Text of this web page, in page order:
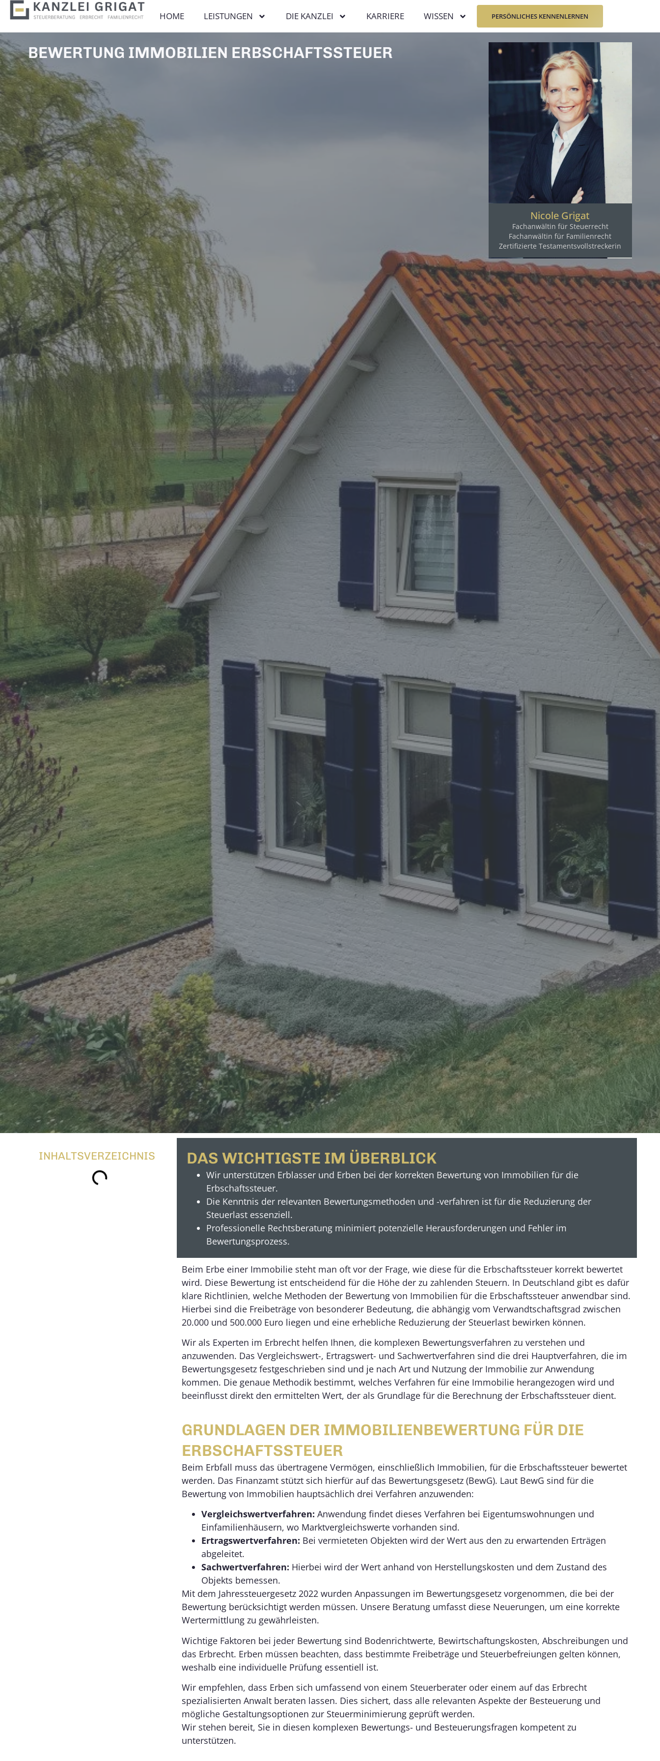
HOME LEISTUNGEN DIE KANZLEI KARRIERE WISSEN PERSÖNLICHES KENNENLERNEN
BEWERTUNG IMMOBILIEN ERBSCHAFTSSTEUER
Nicole Grigat
Fachanwältin für Steuerrecht
Fachanwältin für Familienrecht
Zertifizierte Testamentsvollstreckerin
INHALTSVERZEICHNIS DAS WICHTIGSTE IM ÜBERBLICK
Wir unterstützen Erblasser und Erben bei der korrekten Bewertung von Immobilien für die
Erbschaftssteuer.
Die Kenntnis der relevanten Bewertungsmethoden und -verfahren ist für die Reduzierung der
Steuerlast essenziell.
Professionelle Rechtsberatung minimiert potenzielle Herausforderungen und Fehler im
Bewertungsprozess.
Beim Erbe einer Immobilie steht man oft vor der Frage, wie diese für die Erbschaftssteuer korrekt bewertet
wird. Diese Bewertung ist entscheidend für die Höhe der zu zahlenden Steuern. In Deutschland gibt es dafür
klare Richtlinien, welche Methoden der Bewertung von Immobilien für die Erbschaftssteuer anwendbar sind.
Hierbei sind die Freibeträge von besonderer Bedeutung, die abhängig vom Verwandtschaftsgrad zwischen
20.000 und 500.000 Euro liegen und eine erhebliche Reduzierung der Steuerlast bewirken können.
Wir als Experten im Erbrecht helfen Ihnen, die komplexen Bewertungsverfahren zu verstehen und
anzuwenden. Das Vergleichswert-, Ertragswert- und Sachwertverfahren sind die drei Hauptverfahren, die im
Bewertungsgesetz festgeschrieben sind und je nach Art und Nutzung der Immobilie zur Anwendung
kommen. Die genaue Methodik bestimmt, welches Verfahren für eine Immobilie herangezogen wird und
beeinflusst direkt den ermittelten Wert, der als Grundlage für die Berechnung der Erbschaftssteuer dient.
GRUNDLAGEN DER IMMOBILIENBEWERTUNG FÜR DIE
ERBSCHAFTSSTEUER
Beim Erbfall muss das übertragene Vermögen, einschließlich Immobilien, für die Erbschaftssteuer bewertet
werden. Das Finanzamt stützt sich hierfür auf das Bewertungsgesetz (BewG). Laut BewG sind für die
Bewertung von Immobilien hauptsächlich drei Verfahren anzuwenden:
Vergleichswertverfahren: Anwendung findet dieses Verfahren bei Eigentumswohnungen und
Einfamilienhäusern, wo Marktvergleichswerte vorhanden sind.
Ertragswertverfahren: Bei vermieteten Objekten wird der Wert aus den zu erwartenden Erträgen
abgeleitet.
Sachwertverfahren: Hierbei wird der Wert anhand von Herstellungskosten und dem Zustand des
Objekts bemessen.
Mit dem Jahressteuergesetz 2022 wurden Anpassungen im Bewertungsgesetz vorgenommen, die bei der
Bewertung berücksichtigt werden müssen. Unsere Beratung umfasst diese Neuerungen, um eine korrekte
Wertermittlung zu gewährleisten.
Wichtige Faktoren bei jeder Bewertung sind Bodenrichtwerte, Bewirtschaftungskosten, Abschreibungen und
das Erbrecht. Erben müssen beachten, dass bestimmte Freibeträge und Steuerbefreiungen gelten können,
weshalb eine individuelle Prüfung essentiell ist.
Wir empfehlen, dass Erben sich umfassend von einem Steuerberater oder einem auf das Erbrecht
spezialisierten Anwalt beraten lassen. Dies sichert, dass alle relevanten Aspekte der Besteuerung und
mögliche Gestaltungsoptionen zur Steuerminimierung geprüft werden.
Wir stehen bereit, Sie in diesen komplexen Bewertungs- und Besteuerungsfragen kompetent zu
unterstützen.